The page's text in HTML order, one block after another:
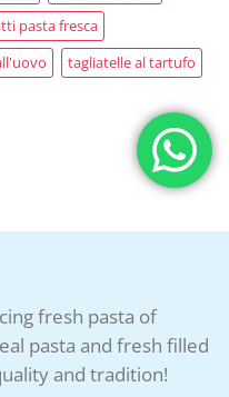
pasta fresca
tagliatelle al tartufo
fresh pasta of
pasta and fresh filled
and tradition!